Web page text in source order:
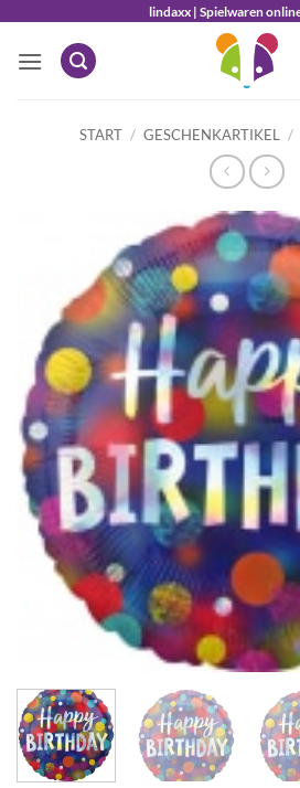
springen
lindaxx | Spielwaren
START / GESCHENKARTIKEL /